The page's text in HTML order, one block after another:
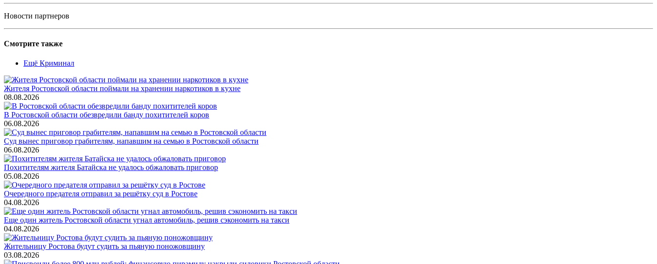
Новости партнеров
Смотрите также
Ещё Криминал
Жителя Ростовской области поймали на хранении наркотиков в кухне
08.08.2026
В Ростовской области обезвредили банду похитителей коров
06.08.2026
Суд вынес приговор грабителям, напавшим на семью в Ростовской области
06.08.2026
Похитителям жителя Батайска не удалось обжаловать приговор
05.08.2026
Очередного предателя отправил за решётку суд в Ростове
04.08.2026
Еще один житель Ростовской области угнал автомобиль, решив сэкономить на такси
04.08.2026
Жительницу Ростова будут судить за пьяную поножовщину
03.08.2026